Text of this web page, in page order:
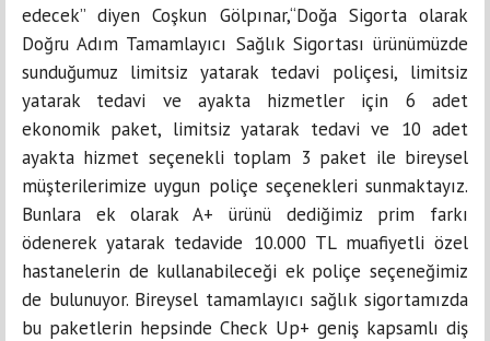
edecek” diyen Coşkun Gölpınar,“Doğa Sigorta olarak
Doğru Adım Tamamlayıcı Sağlık Sigortası ürünümüzde
sunduğumuz limitsiz yatarak tedavi poliçesi, limitsiz
yatarak tedavi ve ayakta hizmetler için 6 adet
ekonomik paket, limitsiz yatarak tedavi ve 10 adet
ayakta hizmet seçenekli toplam 3 paket ile bireysel
müşterilerimize uygun poliçe seçenekleri sunmaktayız.
Bunlara ek olarak A+ ürünü dediğimiz prim farkı
ödenerek yatarak tedavide 10.000 TL muafiyetli özel
hastanelerin de kullanabileceği ek poliçe seçeneğimiz
de bulunuyor. Bireysel tamamlayıcı sağlık sigortamızda
bu paketlerin hepsinde Check Up+ geniş kapsamlı diş